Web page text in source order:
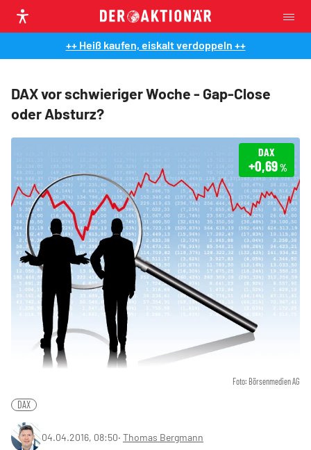
++ Heiß kaufen, eiskalt verdoppeln ++
DAX vor schwieriger Woche - Gap-Close
oder Absturz?
Foto: Börsenmedien AG
DAX
+0,69%
DAX
04.04.2016, 08:50‧ Thomas Bergmann